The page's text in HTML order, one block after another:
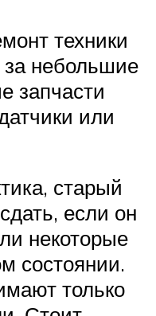
техники
небольшие
запчасти
или
старый
если он
некоторые
состоянии.
только